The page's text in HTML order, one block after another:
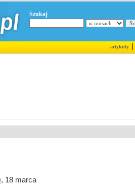
Szukaj
artykuły|
, 18 marca